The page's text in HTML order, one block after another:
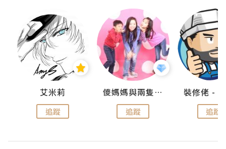
艾米莉
追蹤
儍媽媽與兩隻小魔怪之家
追蹤 追蹤